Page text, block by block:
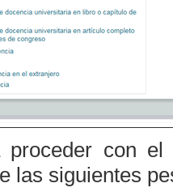
proceder con
las siguientes